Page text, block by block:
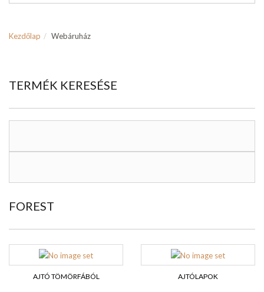
Kezdőlap Webáruház
TERMÉK KERESÉSE
FOREST
AJTÓ TÖMÖRFÁBÓL AJTÓLAPOK